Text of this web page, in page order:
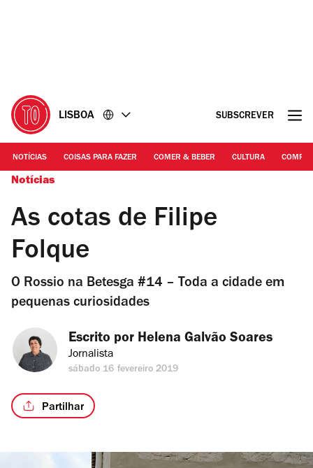
LISBOA SUBSCREVER
NOTÍCIAS COISAS PARA FAZER COMER & BEBER CULTURA
Notícias
As cotas de Filipe
Folque
O Rossio na Betesga #14 – Toda a cidade em
pequenas curiosidades
Escrito por Helena Galvão Soares
Jornalista
sábado 16 fevereiro 2019
Partilhar